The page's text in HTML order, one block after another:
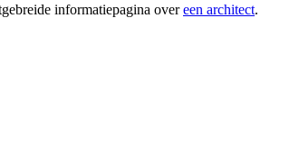
informatiepagina overeen architect.